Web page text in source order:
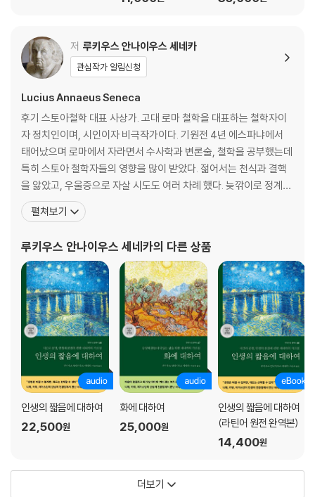
저 루키우스 안나이우스 세네카
관심작가 알림신청
Lucius Annaeus Seneca
후기 스토아철학 대표 사상가. 고대 로마 철학을 대표하는 철학자이
자 정치인이며, 시인이자 비극작가이다. 기원전 4년 에스파냐에서
태어났으며 로마에서 자라면서 수사학과 변론술, 철학을 공부했는데
특히 스토아 철학자들의 영향을 많이 받았다. 젊어서는 천식과 결핵
을 앓았고, 우울증으로 자살 시도도 여러 차례 했다. 늦깎이로 정계에
입문하지만 8년간 코르시카 섬에서 유배 생활을 하게 된다. 다시 로
마로 복귀할 때 본인의 의지와는 상관없이 그에게 맡겨진 직책은 어
네로의 가정교사로 일하고, 네로가 황제가 된 후에는 10년
펼쳐보기
루키우스 안나이우스 세네카의 다른 상품
인생의 짧음에 대하여
22,500원
화에 대하여
25,000원
인생의 짧음에 대하여
(라틴어 원전 완역본)
14,400원
더보기